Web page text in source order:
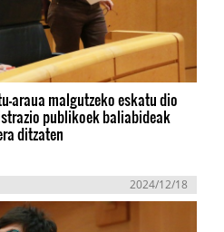
araua malgutzeko eskatu dio
publikoek baliabideak
ditzaten
2024/12/18